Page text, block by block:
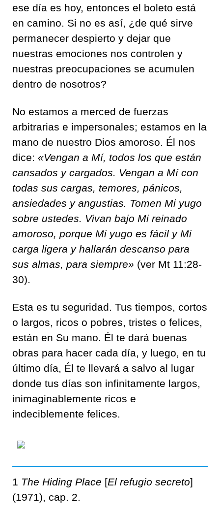
ese día es hoy, entonces el boleto está
en camino. Si no es así, ¿de qué sirve
permanecer despierto y dejar que
nuestras emociones nos controlen y
nuestras preocupaciones se acumulen
dentro de nosotros?
No estamos a merced de fuerzas
arbitrarias e impersonales; estamos en la
mano de nuestro Dios amoroso. Él nos
dice: «Vengan a Mí, todos los que están
cansados y cargados. Vengan a Mí con
todas sus cargas, temores, pánicos,
ansiedades y angustias. Tomen Mi yugo
sobre ustedes. Vivan bajo Mi reinado
amoroso, porque Mi yugo es fácil y Mi
carga ligera y hallarán descanso para
sus almas, para siempre» (ver Mt 11:28-
30).
Esta es tu seguridad. Tus tiempos, cortos
o largos, ricos o pobres, tristes o felices,
están en Su mano. Él te dará buenas
obras para hacer cada día, y luego, en tu
último día, Él te llevará a salvo al lugar
donde tus días son infinitamente largos,
inimaginablemente ricos e
indeciblemente felices.
1 The Hiding Place [El refugio secreto]
(1971), cap. 2.